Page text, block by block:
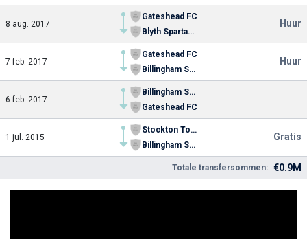
8 aug. 2017
Gateshead FC
Blyth Spartans AFC
Huur
7 feb. 2017
Gateshead FC
Billingham Synthonia FC
Huur
6 feb. 2017
Billingham Synthonia FC
Gateshead FC
1 jul. 2015
Stockton Town
Billingham Synthonia FC
Gratis
Totale transfersommen: €0.9M